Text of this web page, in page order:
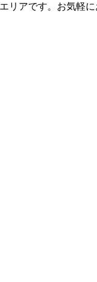
リアです。お気軽